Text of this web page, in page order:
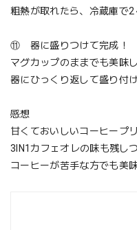
粗熱が取れたら、冷蔵庫で2
⑪ 器に盛りつけて完成！
マグカップのままでも美味
器にひっくり返して盛り付
感想
甘くておいしいコーヒープ
3IN1カフェオレの味も残し
コーヒーが苦手な方でも美